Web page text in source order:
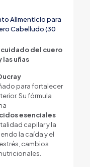
Alimenticio para
Cabelludo (30
cuidado del cuero
uñas
para fortalecer
Su fórmula
esenciales
capilar y la
la caída y el
cambios